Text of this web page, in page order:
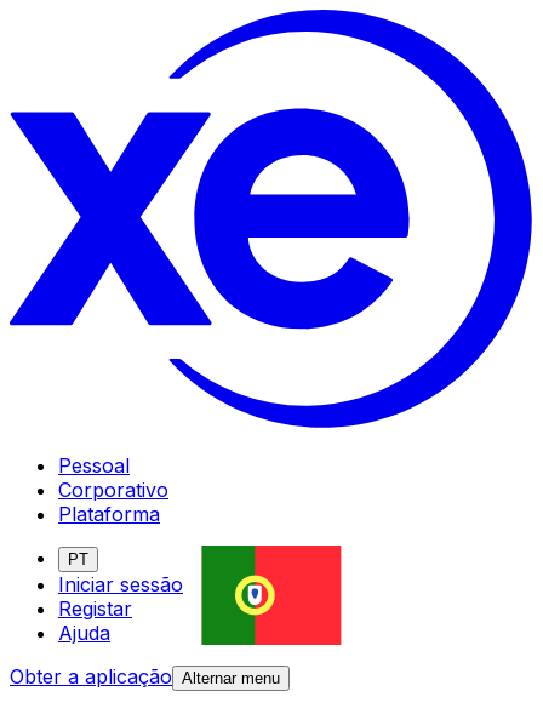
Pessoal
Corporativo
Plataforma
PT
Iniciar sessão
Registar
Ajuda
Obter a aplicação Alternar menu